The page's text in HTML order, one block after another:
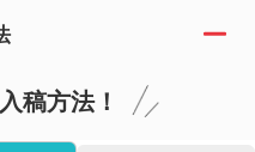
稿方法！